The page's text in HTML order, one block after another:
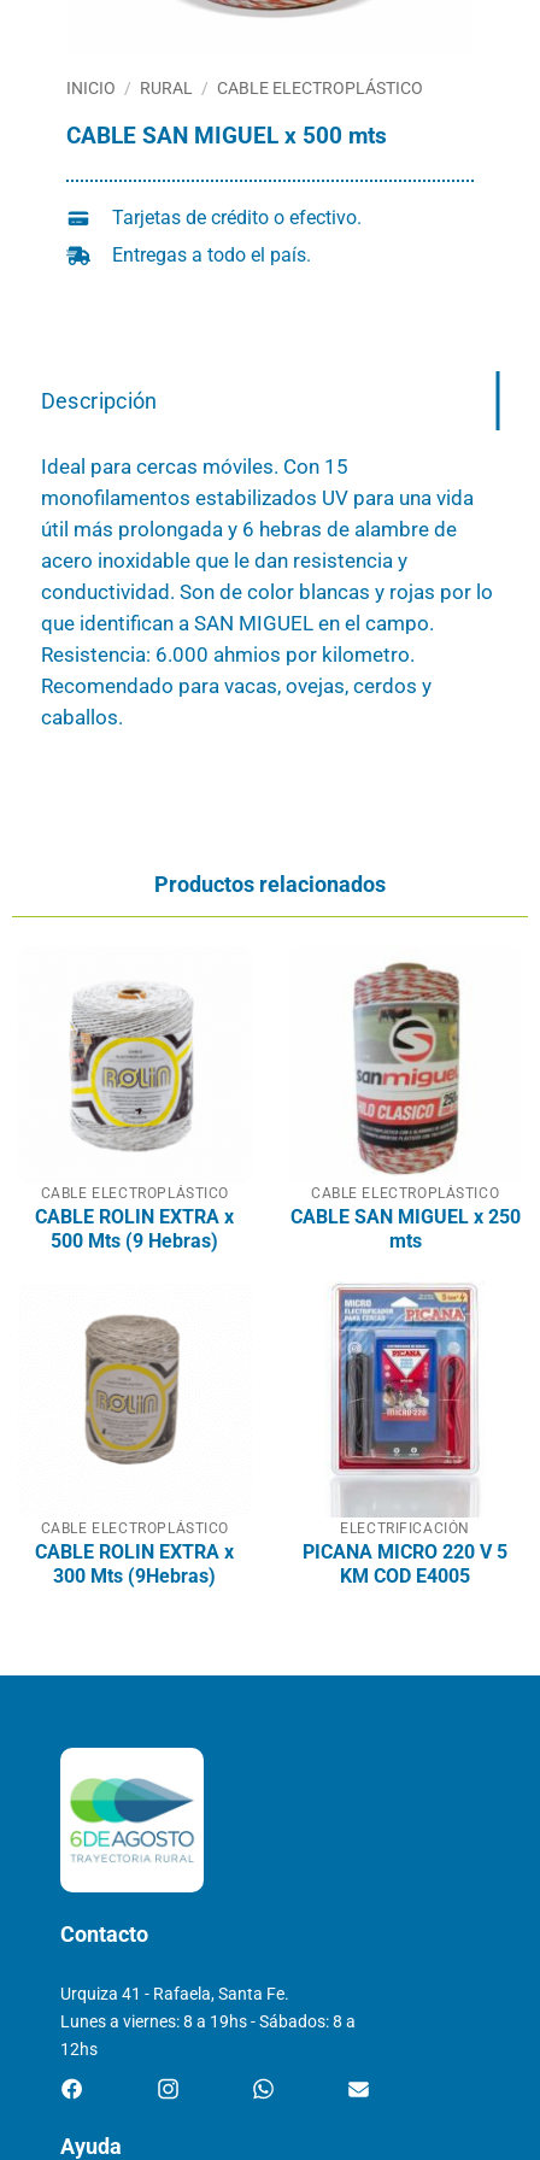
INICIO / RURAL / CABLE ELECTROPLÁSTICO
CABLE SAN MIGUEL x 500 mts
Tarjetas de crédito o efectivo.
Entregas a todo el país.
Descripción
Ideal para cercas móviles. Con 15
monofilamentos estabilizados UV para una vida
útil más prolongada y 6 hebras de alambre de
acero inoxidable que le dan resistencia y
conductividad. Son de color blancas y rojas por lo
que identifican a SAN MIGUEL en el campo.
Resistencia: 6.000 ahmios por kilometro.
Recomendado para vacas, ovejas, cerdos y
caballos.
Productos relacionados
CABLE ELECTROPLÁSTICO
CABLE ROLIN EXTRA x
500 Mts (9 Hebras)
CABLE ELECTROPLÁSTICO
CABLE SAN MIGUEL x 250
mts
CABLE ELECTROPLÁSTICO
CABLE ROLIN EXTRA x
300 Mts (9Hebras)
ELECTRIFICACIÓN
PICANA MICRO 220 V 5
KM COD E4005
Contacto
Urquiza 41 - Rafaela, Santa Fe.
Lunes a viernes: 8 a 19hs - Sábados: 8 a
12hs
Ayuda